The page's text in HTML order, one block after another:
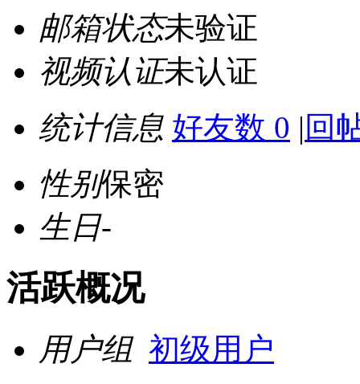
邮箱状态未验证
视频认证未认证
统计信息 好友数 0 | 回
性别保密
生日-
活跃概况
用户组 初级用户